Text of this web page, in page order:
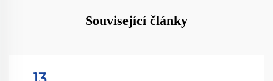
Související články